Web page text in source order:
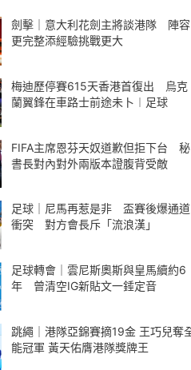
劍擊｜意大利花劍主將談港隊 陣容
更完整添經驗挑戰更大
梅迪歷停賽615天香港首復出 烏克
蘭翼鋒在車路士前途未卜︱足球
FIFA主席恩芬天奴道歉但拒下台 秘
書長對內對外兩版本證腹背受敵
足球｜尼馬再惹是非 盃賽後爆通道
衝突 對方會長斥「流浪漢」
足球轉會｜雲尼斯奧斯與皇馬續約6
年 曾清空IG新貼文一錘定音
跳繩｜港隊亞錦賽摘19金 王巧兒奪全
能冠軍 黃天佑膺港隊獎牌王